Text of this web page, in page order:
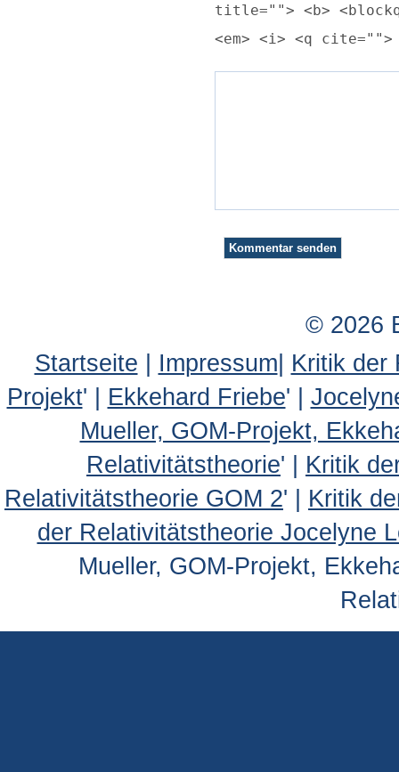
title=""> <b>
<em> <i> <q
© 2026
Startseite | Impressum| Kritik der
Projekt' | Ekkehard Friebe' |
Mueller, GOM-Projekt,
Relativitätstheorie' | Kritik
Relativitätstheorie GOM 2' | Kritik
der Relativitätstheorie Jocelyne
Mueller, GOM-Projekt,